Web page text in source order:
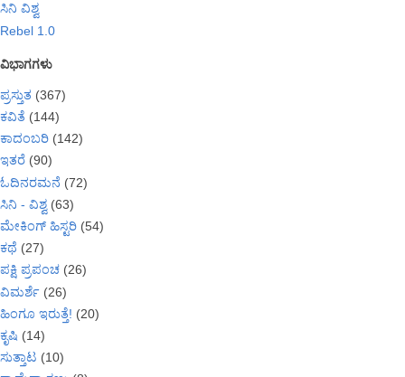
ಸಿನಿ ವಿಶ್ವ
Rebel 1.0
ವಿಭಾಗಗಳು
ಪ್ರಸ್ತುತ (367)
ಕವಿತೆ (144)
ಕಾದಂಬರಿ (142)
ಇತರೆ (90)
ಓದಿನರಮನೆ (72)
ಸಿನಿ - ವಿಶ್ವ (63)
ಮೇಕಿಂಗ್ ಹಿಸ್ಟರಿ (54)
ಕಥೆ (27)
ಪಕ್ಷಿ ಪ್ರಪಂಚ (26)
ವಿಮರ್ಶೆ (26)
ಹಿಂಗೂ ಇರುತ್ತೆ! (20)
ಕೃಷಿ (14)
ಸುತ್ತಾಟ (10)